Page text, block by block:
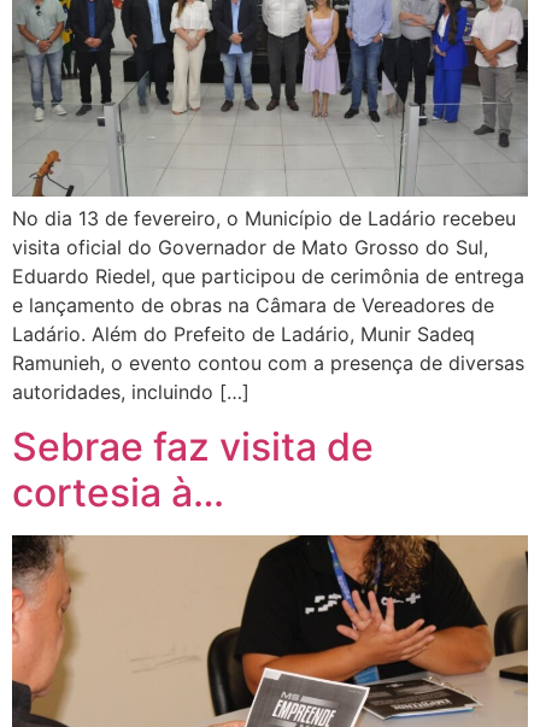
No dia 13 de fevereiro, o Município de Ladário recebeu
visita oficial do Governador de Mato Grosso do Sul,
Eduardo Riedel, que participou de cerimônia de entrega
e lançamento de obras na Câmara de Vereadores de
Ladário. Além do Prefeito de Ladário, Munir Sadeq
Ramunieh, o evento contou com a presença de diversas
autoridades, incluindo […]
Sebrae faz visita de
cortesia à…